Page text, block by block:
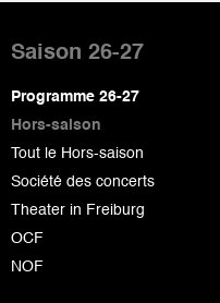
de
page
Saison 26-27
Programme 26-27
Hors-saison
Tout le Hors-saison
Société des concerts
Theater in Freiburg
OCF
NOF